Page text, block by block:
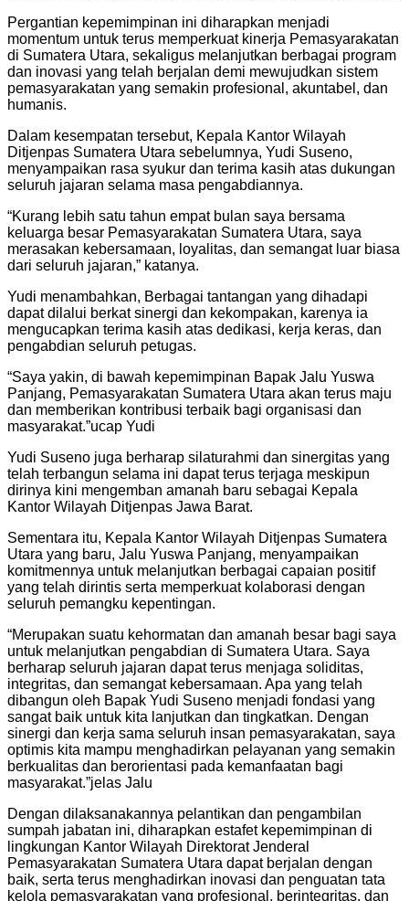
Pergantian kepemimpinan ini diharapkan menjadi
momentum untuk terus memperkuat kinerja Pemasyarakatan
di Sumatera Utara, sekaligus melanjutkan berbagai program
dan inovasi yang telah berjalan demi mewujudkan sistem
pemasyarakatan yang semakin profesional, akuntabel, dan
humanis.
Dalam kesempatan tersebut, Kepala Kantor Wilayah
Ditjenpas Sumatera Utara sebelumnya, Yudi Suseno,
menyampaikan rasa syukur dan terima kasih atas dukungan
seluruh jajaran selama masa pengabdiannya.
“Kurang lebih satu tahun empat bulan saya bersama
keluarga besar Pemasyarakatan Sumatera Utara, saya
merasakan kebersamaan, loyalitas, dan semangat luar biasa
dari seluruh jajaran,” katanya.
Yudi menambahkan, Berbagai tantangan yang dihadapi
dapat dilalui berkat sinergi dan kekompakan, karenya ia
mengucapkan terima kasih atas dedikasi, kerja keras, dan
pengabdian seluruh petugas.
“Saya yakin, di bawah kepemimpinan Bapak Jalu Yuswa
Panjang, Pemasyarakatan Sumatera Utara akan terus maju
dan memberikan kontribusi terbaik bagi organisasi dan
masyarakat.”ucap Yudi
Yudi Suseno juga berharap silaturahmi dan sinergitas yang
telah terbangun selama ini dapat terus terjaga meskipun
dirinya kini mengemban amanah baru sebagai Kepala
Kantor Wilayah Ditjenpas Jawa Barat.
Sementara itu, Kepala Kantor Wilayah Ditjenpas Sumatera
Utara yang baru, Jalu Yuswa Panjang, menyampaikan
komitmennya untuk melanjutkan berbagai capaian positif
yang telah dirintis serta memperkuat kolaborasi dengan
seluruh pemangku kepentingan.
“Merupakan suatu kehormatan dan amanah besar bagi saya
untuk melanjutkan pengabdian di Sumatera Utara. Saya
berharap seluruh jajaran dapat terus menjaga soliditas,
integritas, dan semangat kebersamaan. Apa yang telah
dibangun oleh Bapak Yudi Suseno menjadi fondasi yang
sangat baik untuk kita lanjutkan dan tingkatkan. Dengan
sinergi dan kerja sama seluruh insan pemasyarakatan, saya
optimis kita mampu menghadirkan pelayanan yang semakin
berkualitas dan berorientasi pada kemanfaatan bagi
masyarakat.”jelas Jalu
Dengan dilaksanakannya pelantikan dan pengambilan
sumpah jabatan ini, diharapkan estafet kepemimpinan di
lingkungan Kantor Wilayah Direktorat Jenderal
Pemasyarakatan Sumatera Utara dapat berjalan dengan
baik, serta terus menghadirkan inovasi dan penguatan tata
kelola pemasyarakatan yang profesional, berintegritas, dan